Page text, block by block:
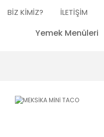
BİZ KİMİZ? İLETİŞİM
Yemek Menüleri